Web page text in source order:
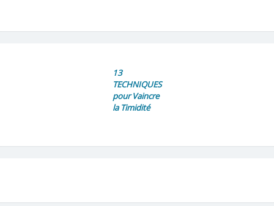
13
TECHNIQUES
pour Vaincre
la Timidité